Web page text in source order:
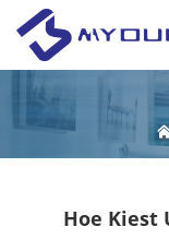
Hoe Kiest